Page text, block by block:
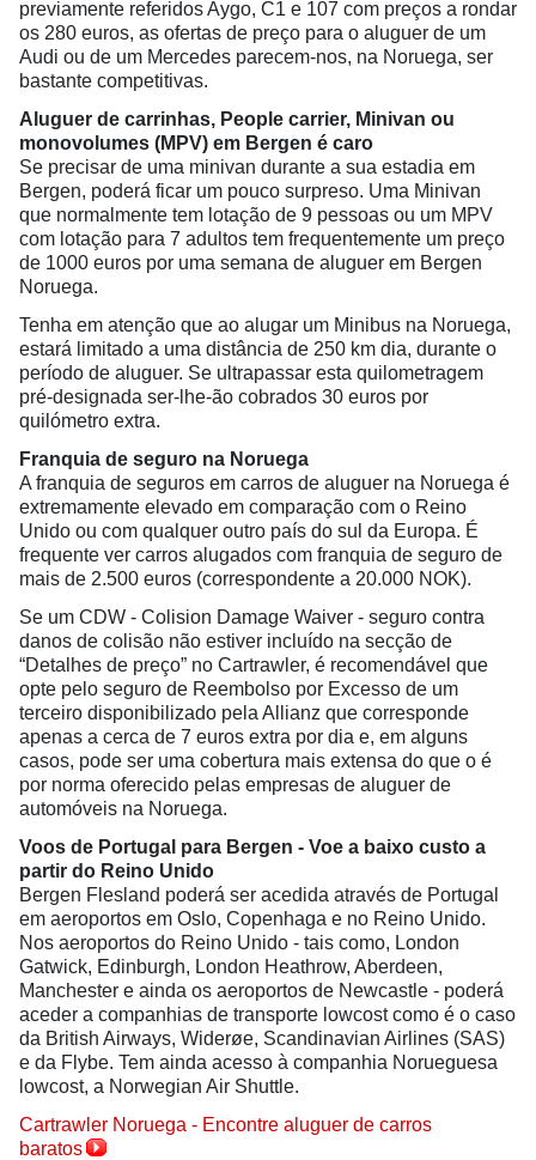
previamente referidos Aygo, C1 e 107 com preços a rondar
os 280 euros, as ofertas de preço para o aluguer de um
Audi ou de um Mercedes parecem-nos, na Noruega, ser
bastante competitivas.
Aluguer de carrinhas, People carrier, Minivan ou
monovolumes (MPV) em Bergen é caro
Se precisar de uma minivan durante a sua estadia em
Bergen, poderá ficar um pouco surpreso. Uma Minivan
que normalmente tem lotação de 9 pessoas ou um MPV
com lotação para 7 adultos tem frequentemente um preço
de 1000 euros por uma semana de aluguer em Bergen
Noruega.
Tenha em atenção que ao alugar um Minibus na Noruega,
estará limitado a uma distância de 250 km dia, durante o
período de aluguer. Se ultrapassar esta quilometragem
pré-designada ser-lhe-ão cobrados 30 euros por
quilómetro extra.
Franquia de seguro na Noruega
A franquia de seguros em carros de aluguer na Noruega é
extremamente elevado em comparação com o Reino
Unido ou com qualquer outro país do sul da Europa. É
frequente ver carros alugados com franquia de seguro de
mais de 2.500 euros (correspondente a 20.000 NOK).
Se um CDW - Colision Damage Waiver - seguro contra
danos de colisão não estiver incluído na secção de
“Detalhes de preço” no Cartrawler, é recomendável que
opte pelo seguro de Reembolso por Excesso de um
terceiro disponibilizado pela Allianz que corresponde
apenas a cerca de 7 euros extra por dia e, em alguns
casos, pode ser uma cobertura mais extensa do que o é
por norma oferecido pelas empresas de aluguer de
automóveis na Noruega.
Voos de Portugal para Bergen - Voe a baixo custo a
partir do Reino Unido
Bergen Flesland poderá ser acedida através de Portugal
em aeroportos em Oslo, Copenhaga e no Reino Unido.
Nos aeroportos do Reino Unido - tais como, London
Gatwick, Edinburgh, London Heathrow, Aberdeen,
Manchester e ainda os aeroportos de Newcastle - poderá
aceder a companhias de transporte lowcost como é o caso
da British Airways, Widerøe, Scandinavian Airlines (SAS)
e da Flybe. Tem ainda acesso à companhia Norueguesa
lowcost, a Norwegian Air Shuttle.
Cartrawler Noruega - Encontre aluguer de carros
baratos